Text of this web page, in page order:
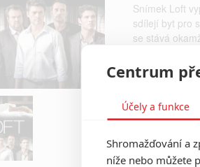
Snímek Loft
sdílejí byt pro
se stává
nemůže být
přičemž režie
TAGY The Loft
Centrum
Účely a funkce
Shromažďování a
níže nebo můžete